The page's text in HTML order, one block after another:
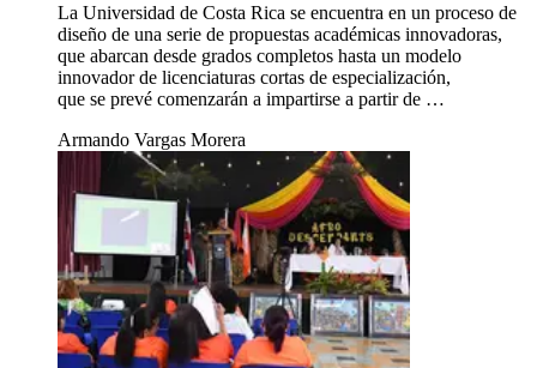
La Universidad de Costa Rica se encuentra en un proceso de
diseño de una serie de propuestas académicas innovadoras,
que abarcan desde grados completos hasta un modelo
innovador de licenciaturas cortas de especialización,
que se prevé comenzarán a impartirse a partir de …
Armando Vargas Morera